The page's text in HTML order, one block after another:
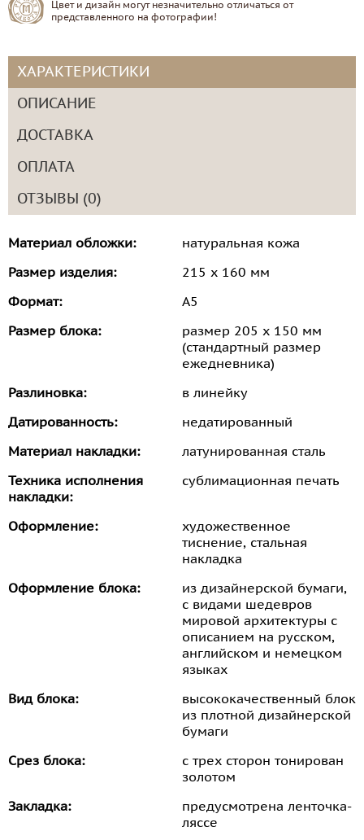
Цвет и дизайн могут незначительно отличаться от
представленного на фотографии!
ХАРАКТЕРИСТИКИ
ОПИСАНИЕ
ДОСТАВКА
ОПЛАТА
ОТЗЫВЫ (0)
Материал обложки:
натуральная кожа
Размер изделия:
215 х 160 мм
Формат:
А5
Размер блока:
размер 205 х 150 мм
(стандартный размер
ежедневника)
Разлиновка:
в линейку
Датированность:
недатированный
Материал накладки:
латунированная сталь
Техника исполнения
накладки:
сублимационная печать
Оформление:
художественное
тиснение, стальная
накладка
Оформление блока:
из дизайнерской бумаги,
с видами шедевров
мировой архитектуры с
описанием на русском,
английском и немецком
языках
Вид блока:
высококачественный блок
из плотной дизайнерской
бумаги
Срез блока:
с трех сторон тонирован
золотом
Закладка:
предусмотрена ленточка-
ляссе